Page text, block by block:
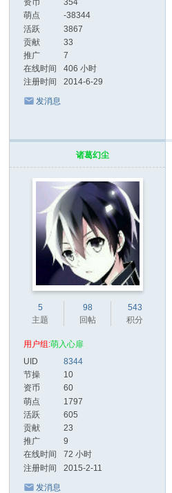
资币
354
萌点
-38344
活跃
3867
贡献
33
推广
7
在线时间
406 小时
注册时间
2014-6-29
发消息
诸葛幻尘
5
主题
98
回帖
543
积分
用户组:萌入心扉
UID
8344
节操
10
资币
60
萌点
1797
活跃
605
贡献
23
推广
9
在线时间
72 小时
注册时间
2015-2-11
发消息